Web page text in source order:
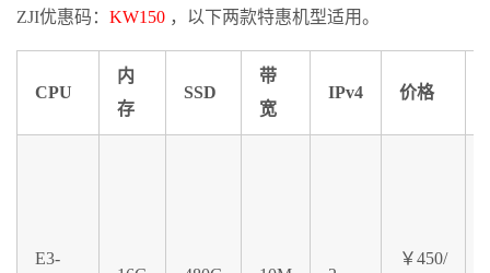
ZJI优惠码： KW150 ，以下两款特惠机型适用。
CPU
内
存
SSD
带
宽
IPv4 价格
E3-
￥450/